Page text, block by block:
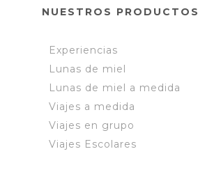
NUESTROS PRODUCTOS
Experiencias
Lunas de miel
Lunas de miel a medida
Viajes a medida
Viajes en grupo
Viajes Escolares